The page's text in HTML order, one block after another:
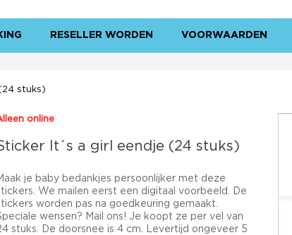
RESELLER WORDEN VOORWAARDEN
stuks)
online
It´s a girl eendje (24 stuks)
je baby bedankjes persoonlijker met deze
We mailen eerst een digitaal voorbeeld. De
worden pas na goedkeuring gemaakt.
wensen? Mail ons! Je koopt ze per vel van
stuks. De doorsnee is 4 cm. Levertijd ongeveer 5